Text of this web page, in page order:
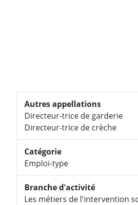
Autres appellations
Directeur-trice de garderie
Directeur-trice de crèche
Catégorie
Emploi-type
Branche d'activité
Les métiers de l'intervention